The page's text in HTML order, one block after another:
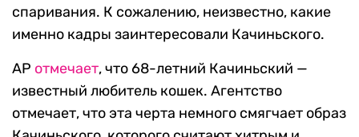
спаривания. К сожалению, неизвестно, какие
именно кадры заинтересовали Качиньского.
AP отмечает, что 68-летний Качиньский —
известный любитель кошек. Агентство
отмечает, что эта черта немного смягчает образ